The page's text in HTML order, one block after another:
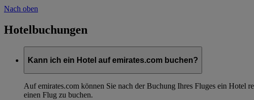
Nach oben
Hotelbuchungen
Kann ich ein Hotel auf emirates.com buchen?
Auf emirates.com können Sie nach der Buchung Ihres Fluges ein Hotel
einen Flug zu buchen.